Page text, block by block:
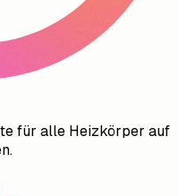
für alle Heizkörper auf